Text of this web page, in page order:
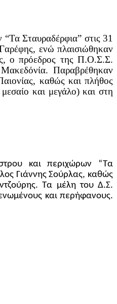
Σταυραδέρφια” στις 31
ενώ πλαισιώθηκαν
ο πρόεδρος της Π.Ο.Σ.Σ.
Παραβρέθηκαν
καθώς και πλήθος
και μεγάλο) και στη
και περιχώρων “Τα
Γιάννης Σούρλας, καθώς
Τα μέλη του Δ.Σ.
και περήφανους.